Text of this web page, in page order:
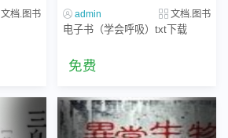
文档.图书 admin 文档.图书
电子书（学会呼吸）txt下载
免费